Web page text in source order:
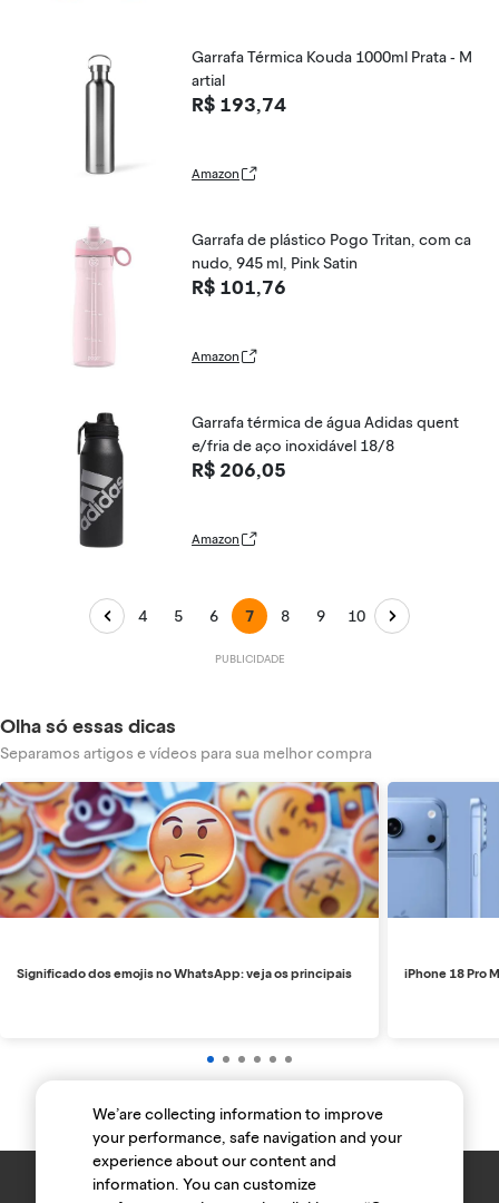
Garrafa Térmica Kouda 1000ml Prata - M
artial
R$ 193,74
Amazon
Garrafa de plástico Pogo Tritan, com ca
nudo, 945 ml, Pink Satin
R$ 101,76
Amazon
Garrafa térmica de água Adidas quent
e/fria de aço inoxidável 18/8
R$ 206,05
Amazon
4 5 6 7 8 9 10
Olha só essas dicas
Separamos artigos e vídeos para sua melhor compra
Significado dos emojis no WhatsApp: veja os principais iPhone 18 Pro
We’are collecting information to improve
your performance, safe navigation and your
experience about our content and
information. You can customize